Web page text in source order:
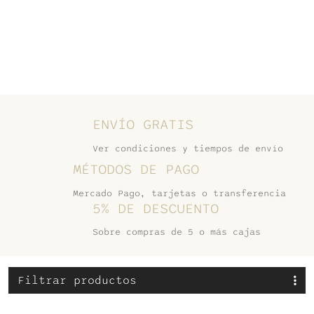
ENVÍO GRATIS
Ver condiciones y tiempos de envío
MÉTODOS DE PAGO
Mercado Pago, tarjetas o transferencia
5% DE DESCUENTO
Sobre compras de 5 o más cajas
Filtrar productos